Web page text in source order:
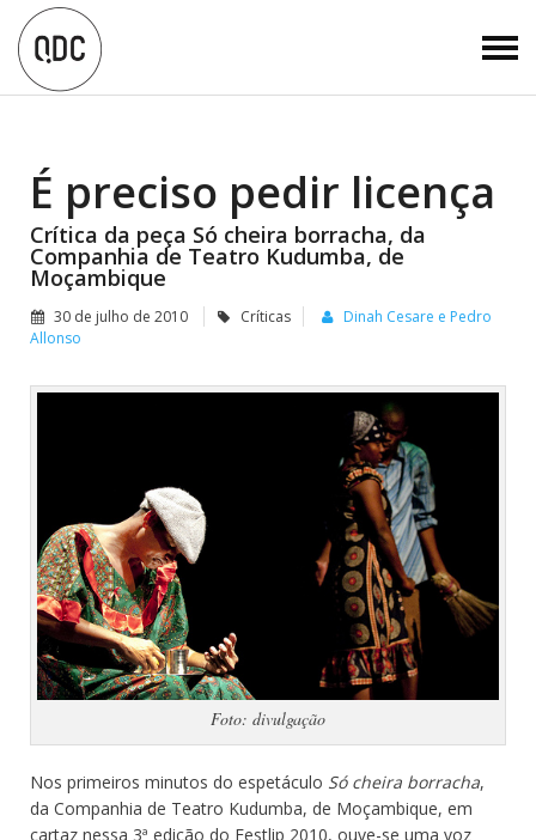
É preciso pedir licença
Crítica da peça Só cheira borracha, da
Companhia de Teatro Kudumba, de
Moçambique
30 de julho de 2010 Críticas
Dinah Cesare e Pedro
Allonso
Foto: divulgação
Nos primeiros minutos do espetáculo Só cheira borracha,
da Companhia de Teatro Kudumba, de Moçambique, em
cartaz nessa 3ª edição do Festlip 2010, ouve-se uma voz